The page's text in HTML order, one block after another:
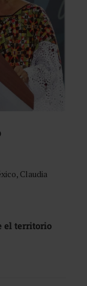
Claudia
el territorio